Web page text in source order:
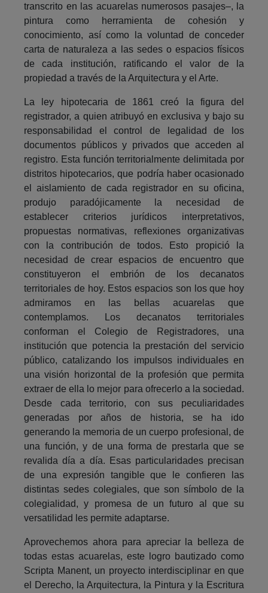
transcrito en las acuarelas numerosos pasajes–, la
pintura como herramienta de cohesión y
conocimiento, así como la voluntad de conceder
carta de naturaleza a las sedes o espacios físicos
de cada institución, ratificando el valor de la
propiedad a través de la Arquitectura y el Arte.
La ley hipotecaria de 1861 creó la figura del
registrador, a quien atribuyó en exclusiva y bajo su
responsabilidad el control de legalidad de los
documentos públicos y privados que acceden al
registro. Esta función territorialmente delimitada por
distritos hipotecarios, que podría haber ocasionado
el aislamiento de cada registrador en su oficina,
produjo paradójicamente la necesidad de
establecer criterios jurídicos interpretativos,
propuestas normativas, reflexiones organizativas
con la contribución de todos. Esto propició la
necesidad de crear espacios de encuentro que
constituyeron el embrión de los decanatos
territoriales de hoy. Estos espacios son los que hoy
admiramos en las bellas acuarelas que
contemplamos. Los decanatos territoriales
conforman el Colegio de Registradores, una
institución que potencia la prestación del servicio
público, catalizando los impulsos individuales en
una visión horizontal de la profesión que permita
extraer de ella lo mejor para ofrecerlo a la sociedad.
Desde cada territorio, con sus peculiaridades
generadas por años de historia, se ha ido
generando la memoria de un cuerpo profesional, de
una función, y de una forma de prestarla que se
revalida día a día. Esas particularidades precisan
de una expresión tangible que le confieren las
distintas sedes colegiales, que son símbolo de la
colegialidad, y promesa de un futuro al que su
versatilidad les permite adaptarse.
Aprovechemos ahora para apreciar la belleza de
todas estas acuarelas, este logro bautizado como
Scripta Manent, un proyecto interdisciplinar en que
el Derecho, la Arquitectura, la Pintura y la Escritura